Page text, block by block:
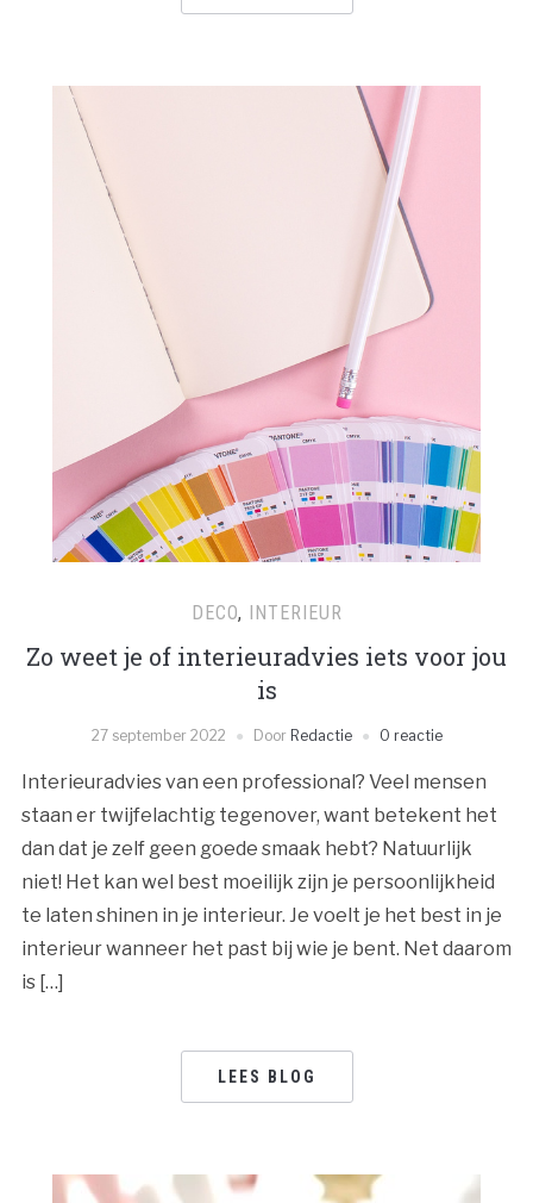
DECO, INTERIEUR
Zo weet je of interieuradvies iets voor jou
is
27 september 2022 Door Redactie 0 reactie
Interieuradvies van een professional? Veel mensen
staan er twijfelachtig tegenover, want betekent het
dan dat je zelf geen goede smaak hebt? Natuurlijk
niet! Het kan wel best moeilijk zijn je persoonlijkheid
te laten shinen in je interieur. Je voelt je het best in je
interieur wanneer het past bij wie je bent. Net daarom
is […]
LEES BLOG